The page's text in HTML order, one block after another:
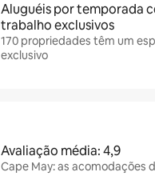
Aluguéis por temporada
trabalho exclusivos
170 propriedades têm um
exclusivo
Avaliação média: 4,9
Cape May: as acomodações